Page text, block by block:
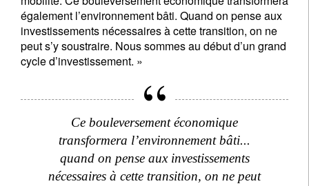
également l’environnement bâti. Quand on pense aux
investissements nécessaires à cette transition, on ne
peut s’y soustraire. Nous sommes au début d’un grand
cycle d’investissement. »
Ce bouleversement économique
transformera l’environnement bâti...
quand on pense aux investissements
nécessaires à cette transition, on ne peut